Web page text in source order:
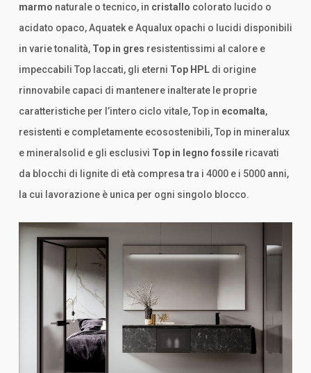
marmo naturale o tecnico, in cristallo colorato lucido o
acidato opaco, Aquatek e Aqualux opachi o lucidi disponibili
in varie tonalità, Top in gres resistentissimi al calore e
impeccabili Top laccati, gli eterni Top HPLdi origine
rinnovabile capaci di mantenere inalterate le proprie
caratteristiche per l’intero ciclo vitale, Top in ecomalta,
resistenti e completamente ecosostenibili, Top in mineralux
e mineralsolid e gli esclusivi Top in legno fossilericavati
da blocchi di lignite di età compresa tra i 4000 e i 5000 anni,
la cui lavorazione è unica per ogni singolo blocco.